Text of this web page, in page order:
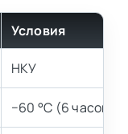
Условия
НКУ
−60 °С (6 часов)